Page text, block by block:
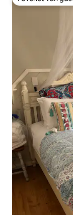
Favoriet van